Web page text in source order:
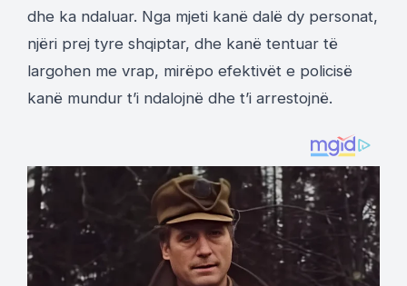
dhe ka ndaluar. Nga mjeti kanë dalë dy personat,
njëri prej tyre shqiptar, dhe kanë tentuar të
largohen me vrap, mirëpo efektivët e policisë
kanë mundur t’i ndalojnë dhe t’i arrestojnë.